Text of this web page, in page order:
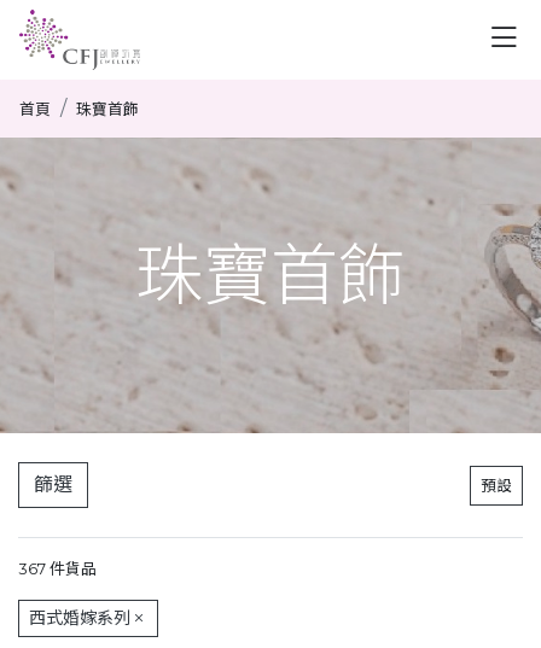
首頁 珠寶首飾
珠寶首飾
篩選 預設
367 件貨品
西式婚嫁系列